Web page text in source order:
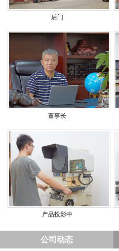
后门
董事长
产品投影中
公司动态